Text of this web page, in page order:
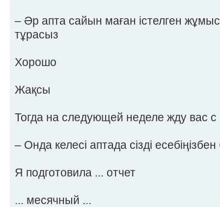
– Әр апта сайын маған істелген жұмыс
тұрасыз
Хорошо
Жақсы
Тогда на следующей неделе жду вас с
– Онда келесі аптада сізді есебіңізбен
Я подготовила ... отчет
... месячный ...